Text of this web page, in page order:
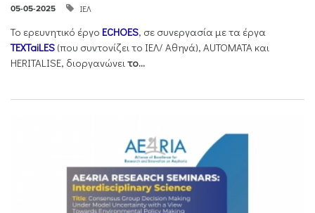
05-05-2025 ΙΕΛ
Το ερευνητικό έργο ECHOES, σε συνεργασία με τα έργα
TEXTaiLES (που συντονίζει το ΙΕΛ/ Αθηνά), AUTOMATA και
HERITALISE, διοργανώνειτο...